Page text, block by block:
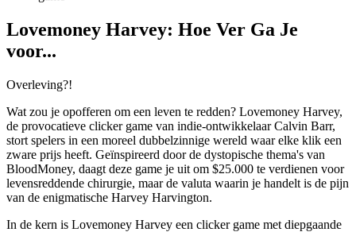
Lovemoney Harvey: Hoe Ver Ga Je
voor...
Overleving?!
Wat zou je opofferen om een leven te redden? Lovemoney Harvey,
de provocatieve clicker game van indie-ontwikkelaar Calvin Barr,
stort spelers in een moreel dubbelzinnige wereld waar elke klik een
zware prijs heeft. Geïnspireerd door de dystopische thema's van
BloodMoney, daagt deze game je uit om $25.000 te verdienen voor
levensreddende chirurgie, maar de valuta waarin je handelt is de pijn
van de enigmatische Harvey Harvington.
In de kern is Lovemoney Harvey een clicker game met diepgaande